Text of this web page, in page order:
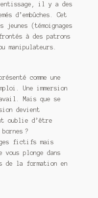
il y a des
d’embûches. Cet
(témoignages
à des patrons
manipulateurs.
comme une
Une immersion
Mais que se
devient
oublie d’être
?
fictifs mais
plonge dans
de la formation en